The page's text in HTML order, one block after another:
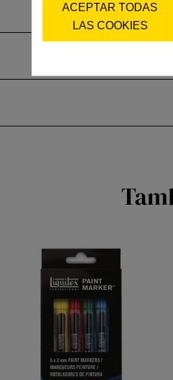
ACEPTAR TODAS
LAS COOKIES